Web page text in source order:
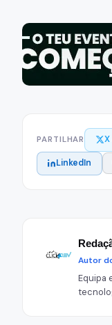
PARTILHAR
LinkedIn
Autor
Equipa